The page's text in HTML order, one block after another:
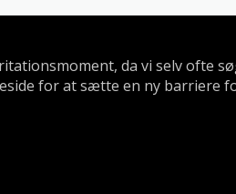
da vi selv ofte
for at sætte en ny barriere